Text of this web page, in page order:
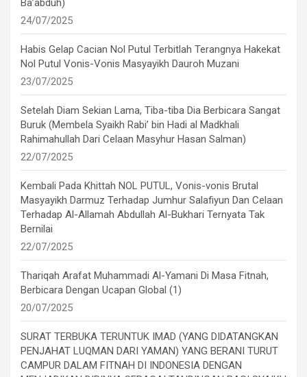
Ba’abduh)
24/07/2025
Habis Gelap Cacian Nol Putul Terbitlah Terangnya Hakekat
Nol Putul Vonis-Vonis Masyayikh Dauroh Muzani
23/07/2025
Setelah Diam Sekian Lama, Tiba-tiba Dia Berbicara Sangat
Buruk (Membela Syaikh Rabi’ bin Hadi al Madkhali
Rahimahullah Dari Celaan Masyhur Hasan Salman)
22/07/2025
Kembali Pada Khittah NOL PUTUL, Vonis-vonis Brutal
Masyayikh Darmuz Terhadap Jumhur Salafiyun Dan Celaan
Terhadap Al-Allamah Abdullah Al-Bukhari Ternyata Tak
Bernilai
22/07/2025
Thariqah Arafat Muhammadi Al-Yamani Di Masa Fitnah,
Berbicara Dengan Ucapan Global (1)
20/07/2025
SURAT TERBUKA TERUNTUK IMAD (YANG DIDATANGKAN
PENJAHAT LUQMAN DARI YAMAN) YANG BERANI TURUT
CAMPUR DALAM FITNAH DI INDONESIA DENGAN